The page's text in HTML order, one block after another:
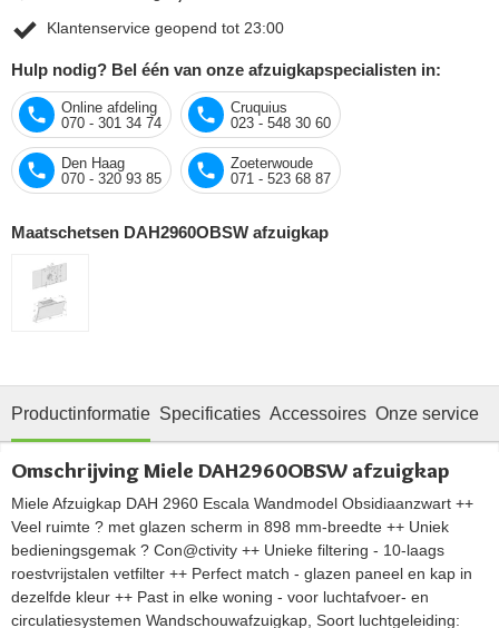
Klantenservice geopend tot 23:00
Hulp nodig? Bel één van onze afzuigkapspecialisten in:
Online afdeling
070 - 301 34 74
Cruquius
023 - 548 30 60
Den Haag
070 - 320 93 85
Zoeterwoude
071 - 523 68 87
Maatschetsen DAH2960OBSW afzuigkap
Productinformatie Specificaties Accessoires Onze service
Omschrijving Miele DAH2960OBSW afzuigkap
Miele Afzuigkap DAH 2960 Escala Wandmodel Obsidiaanzwart ++
Veel ruimte ? met glazen scherm in 898 mm-breedte ++ Uniek
bedieningsgemak ? Con@ctivity ++ Unieke filtering - 10-laags
roestvrijstalen vetfilter ++ Perfect match - glazen paneel en kap in
dezelfde kleur ++ Past in elke woning - voor luchtafvoer- en
circulatiesystemen Wandschouwafzuigkap, Soort luchtgeleiding: